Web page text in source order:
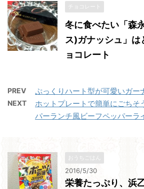
チョコレート
冬に食べたい「森
ス)ガナッシュ」は
ョコレート
PREV ぷっくりハート型が可愛いガー
NEXT
ホットプレートで簡単にごちそ
パーランチ風ビーフペッパーラ
おうちごはん
2016/5/30
栄養たっぷり、浜